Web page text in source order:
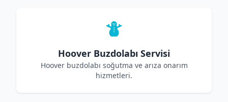
Hoover Buzdolabı Servisi
Hoover buzdolabı soğutma ve arıza onarım
hizmetleri.